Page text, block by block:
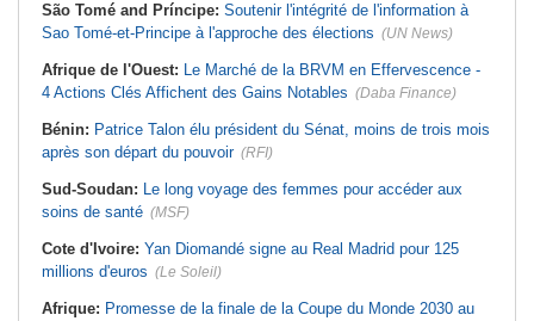
São Tomé and Príncipe: Soutenir l'intégrité de l'information à
Sao Tomé-et-Principe à l'approche des élections (UN News)
Afrique de l'Ouest: Le Marché de la BRVM en Effervescence -
4 Actions Clés Affichent des Gains Notables (Daba Finance)
Bénin: Patrice Talon élu président du Sénat, moins de trois mois
après son départ du pouvoir (RFI)
Sud-Soudan: Le long voyage des femmes pour accéder aux
soins de santé (MSF)
Cote d'Ivoire: Yan Diomandé signe au Real Madrid pour 125
millions d'euros (Le Soleil)
Afrique: Promesse de la finale de la Coupe du Monde 2030 au